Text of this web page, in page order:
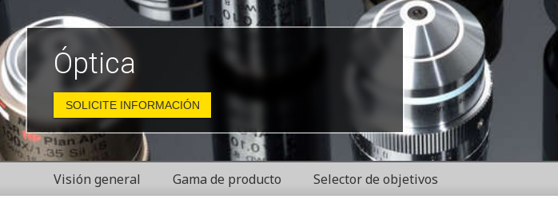
Óptica
SOLICITE INFORMACIÓN
Visión general Gama de producto Selector de objetivos